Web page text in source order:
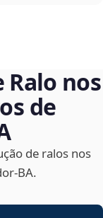
nos
de
de ralos nos